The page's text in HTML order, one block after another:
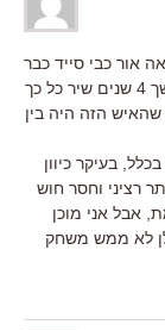
אור כבי סייד כבר
בשנת 1975 (והעובדה שבואי ראה לנכון לצנזר למשך 4 שנים שיר כל כך
שהאיש הזה היה בין
בעיקר כיוון
רציני וחסר חוש
אבל אני מוכן
לא ממש משחק